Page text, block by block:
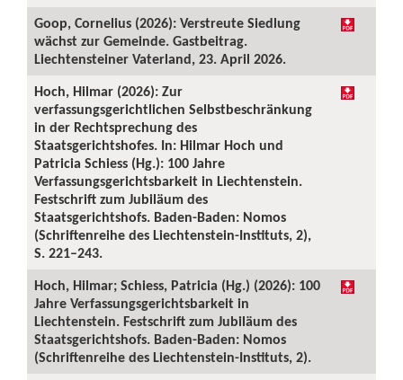
Goop, Cornelius (2026): Verstreute Siedlung
wächst zur Gemeinde. Gastbeitrag.
Liechtensteiner Vaterland, 23. April 2026.
Hoch, Hilmar (2026): Zur
verfassungsgerichtlichen Selbstbeschränkung
in der Rechtsprechung des
Staatsgerichtshofes. In: Hilmar Hoch und
Patricia Schiess (Hg.): 100 Jahre
Verfassungsgerichtsbarkeit in Liechtenstein.
Festschrift zum Jubiläum des
Staatsgerichtshofs. Baden-Baden: Nomos
(Schriftenreihe des Liechtenstein-Instituts, 2),
S. 221–243.
Hoch, Hilmar; Schiess, Patricia (Hg.) (2026): 100
Jahre Verfassungsgerichtsbarkeit in
Liechtenstein. Festschrift zum Jubiläum des
Staatsgerichtshofs. Baden-Baden: Nomos
(Schriftenreihe des Liechtenstein-Instituts, 2).